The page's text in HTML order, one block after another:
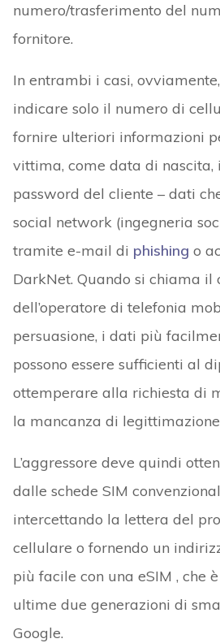
numero/trasferimento del
fornitore.
In entrambi i casi,
indicare solo il numero di
fornire ulteriori informazioni
vittima, come data di nascita,
password del cliente – dati
social network (ingegneria
tramite e-mail di phishing o
DarkNet. Quando si chiama il
dell’operatore di telefonia
persuasione, i dati più
possono essere sufficienti al
ottemperare alla richiesta di
la mancanza di
L’aggressore deve quindi
dalle schede SIM
intercettando la lettera del
cellulare o fornendo un
più facile con una eSIM , che
ultime due generazioni di
Google.